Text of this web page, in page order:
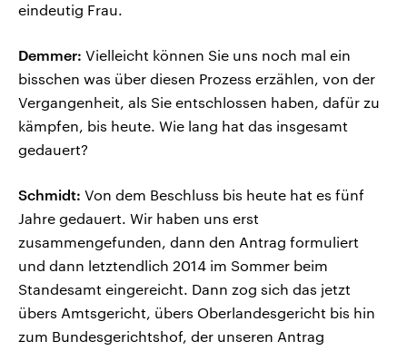
eindeutig Frau.
Demmer: Vielleicht können Sie uns noch mal ein
bisschen was über diesen Prozess erzählen, von der
Vergangenheit, als Sie entschlossen haben, dafür zu
kämpfen, bis heute. Wie lang hat das insgesamt
gedauert?
Schmidt: Von dem Beschluss bis heute hat es fünf
Jahre gedauert. Wir haben uns erst
zusammengefunden, dann den Antrag formuliert
und dann letztendlich 2014 im Sommer beim
Standesamt eingereicht. Dann zog sich das jetzt
übers Amtsgericht, übers Oberlandesgericht bis hin
zum Bundesgerichtshof, der unseren Antrag